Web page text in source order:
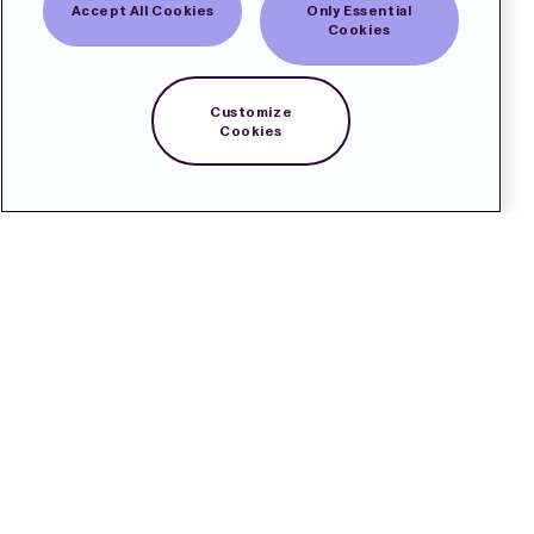
Accept All Cookies
Only Essential
Cookies
Customize
Cookies